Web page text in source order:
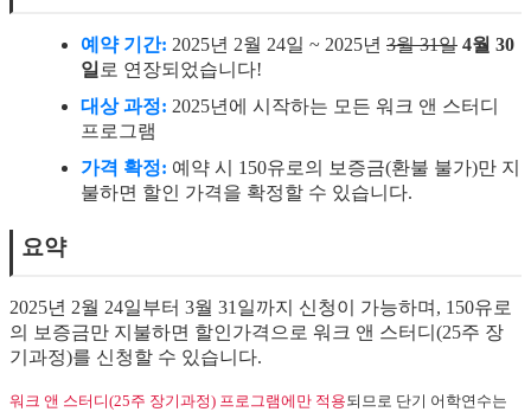
예약 기간: 2025년 2월 24일 ~ 2025년 3월 31일 4월 30
일 로 연장되었습니다!
대상 과정: 2025년에 시작하는 모든 워크 앤 스터디
프로그램
가격 확정: 예약 시 150유로의 보증금(환불 불가)만 지
불하면 할인 가격을 확정할 수 있습니다.
요약
2025년 2월 24일부터 3월 31일까지 신청이 가능하며, 150유로
의 보증금만 지불하면 할인가격으로 워크 앤 스터디(25주 장
기과정)를 신청할 수 있습니다.
워크 앤 스터디(25주 장기과정) 프로그램에만 적용되므로 단기 어학연수는